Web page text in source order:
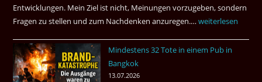
Entwicklungen. Mein Ziel ist nicht, Meinungen vorzugeben, sondern
Fragen zu stellen und zum Nachdenken anzuregen.…Russland
Was
weiterlesen
Mindestens 32 Tote in einem Pub in
Bangkok
13.07.2026